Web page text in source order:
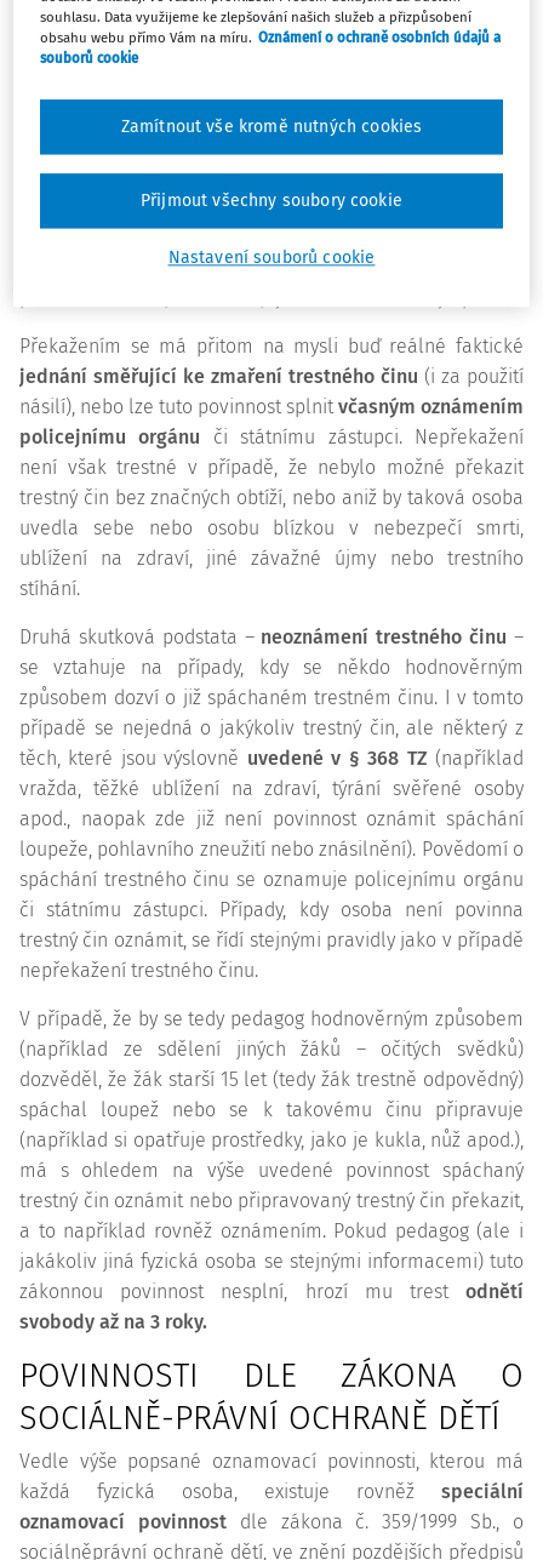
hodnověrným způsobem dozví, že jiný připravuje některý z
trestných činů výslovně uvedených v § 367 TZ, a přitom jej
trestného činu hodnověrným způsobem, je třeba
stát jak vlastním pozorováním, tak z jiných důvěrných
zdrojů. Trestnými činy, které má každý povinnost překazit
dle tohoto ustanovení, jsou ty nejzávažnější trestné činy,
jako například vražda, těžké ublížení na zdraví, loupež,
Překažením se má přitom na mysli buď reálné faktické
jednání směřující ke zmaření trestného činu (i za použití
násilí), nebo lze tuto povinnost splnitvčasným oznámením
policejnímu orgánu či státnímu zástupci. Nepřekažení
není však trestné v případě, že nebylo možné překazit
trestný čin bez značných obtíží, nebo aniž by taková osoba
uvedla sebe nebo osobu blízkou v nebezpečí smrti,
ublížení na zdraví, jiné závažné újmy nebo trestního
stíhání.
Druhá skutková podstata – neoznámení trestného činu –
se vztahuje na případy, kdy se někdo hodnověrným
způsobem dozví o již spáchaném trestném činu. I v tomto
případě se nejedná o jakýkoliv trestný čin, ale některý z
těch, které jsou výslovně uvedené v § 368 TZ (například
vražda, těžké ublížení na zdraví, týrání svěřené osoby
apod., naopak zde již není povinnost oznámit spáchání
loupeže, pohlavního zneužití nebo znásilnění). Povědomí o
spáchání trestného činu se oznamuje policejnímu orgánu
či státnímu zástupci. Případy, kdy osoba není povinna
trestný čin oznámit, se řídí stejnými pravidly jako v případě
nepřekažení trestného činu.
V případě, že by se tedy pedagog hodnověrným způsobem
(například ze sdělení jiných žáků – očitých svědků)
dozvěděl, že žák starší 15 let (tedy žák trestně odpovědný)
spáchal loupež nebo se k takovému činu připravuje
(například si opatřuje prostředky, jako je kukla, nůž apod.),
má s ohledem na výše uvedené povinnost spáchaný
trestný čin oznámit nebo připravovaný trestný čin překazit,
a to například rovněž oznámením. Pokud pedagog (ale i
jakákoliv jiná fyzická osoba se stejnými informacemi) tuto
zákonnou povinnost nesplní, hrozí mu trest odnětí
svobody až na 3 roky.
POVINNOSTI DLE ZÁKONA O
SOCIÁLNĚ-PRÁVNÍ OCHRANĚ DĚTÍ
Vedle výše popsané oznamovací povinnosti, kterou má
každá fyzická osoba, existuje rovněž speciální
oznamovací povinnostdle zákona č. 359/1999 Sb., o
sociálněprávní ochraně dětí, ve znění pozdějších předpisů
souhlasu. Data využijeme ke zlepšování našich služeb a přizpůsobení
obsahu webu přímo Vám na míru. Oznámení o ochraně osobních údajů a
souborů cookie
Nastavení souborů cookie
Zamítnout vše kromě nutných cookies
Přijmout všechny soubory cookie